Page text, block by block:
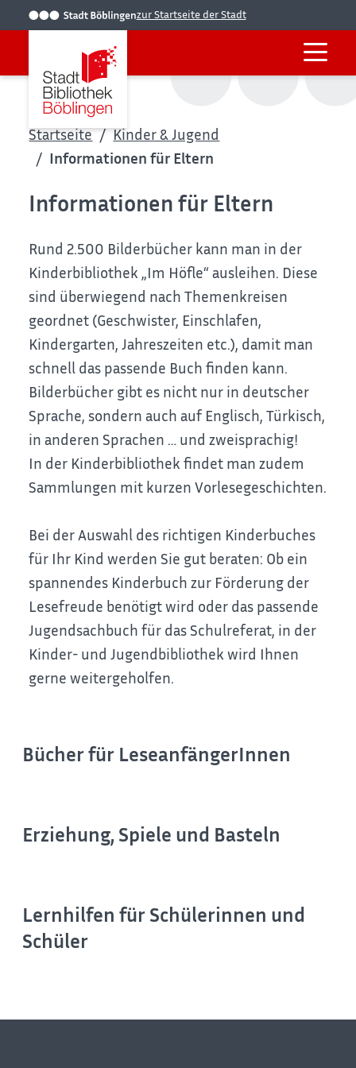
zur Startseite der Stadt
Startseite
Kinder & Jugend
Informationen für Eltern
Informationen für Eltern
Rund 2.500 Bilderbücher kann man in der
Kinderbibliothek „Im Höfle“ ausleihen. Diese
sind überwiegend nach Themenkreisen
geordnet (Geschwister, Einschlafen,
Kindergarten, Jahreszeiten etc.), damit man
schnell das passende Buch finden kann.
Bilderbücher gibt es nicht nur in deutscher
Sprache, sondern auch auf Englisch, Türkisch,
in anderen Sprachen … und zweisprachig!
In der Kinderbibliothek findet man zudem
Sammlungen mit kurzen Vorlesegeschichten.
Bei der Auswahl des richtigen Kinderbuches
für Ihr Kind werden Sie gut beraten: Ob ein
spannendes Kinderbuch zur Förderung der
Lesefreude benötigt wird oder das passende
Jugendsachbuch für das Schulreferat, in der
Kinder- und Jugendbibliothek wird Ihnen
gerne weitergeholfen.
Bücher für LeseanfängerInnen
Erziehung, Spiele und Basteln
Lernhilfen für Schülerinnen und
Schüler